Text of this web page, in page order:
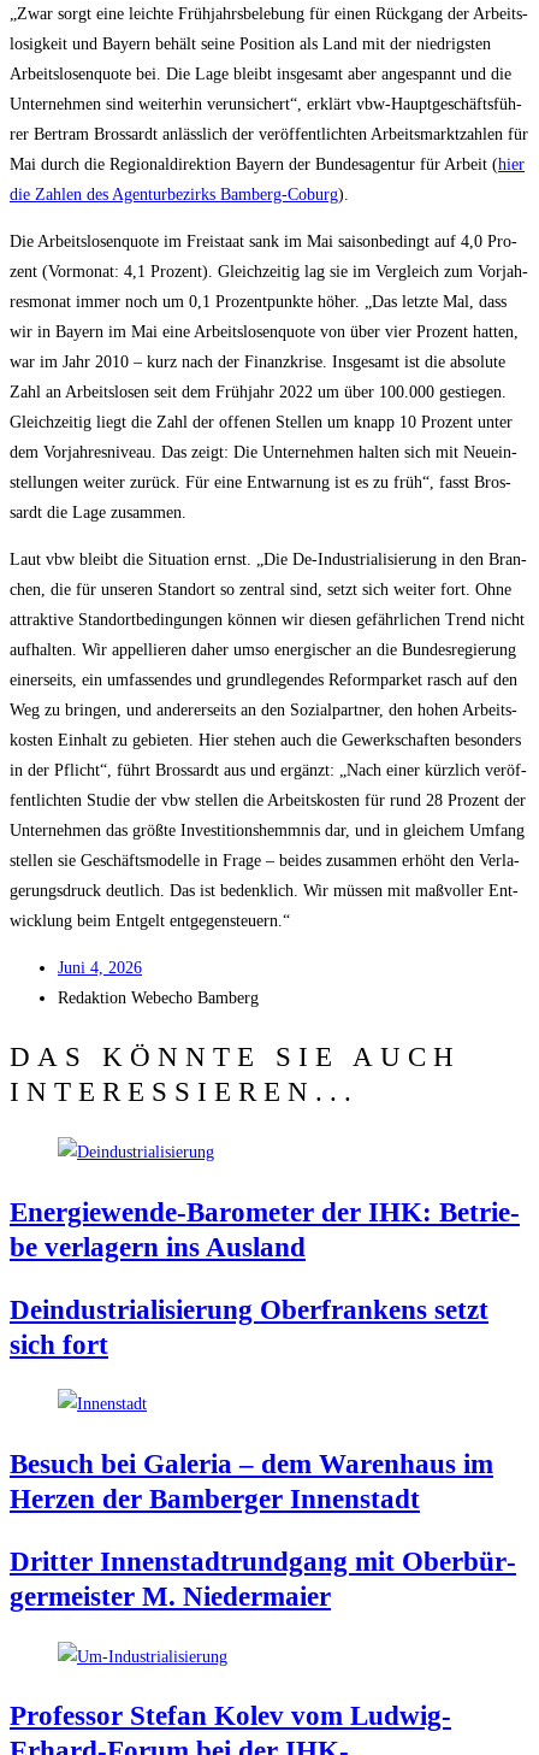
„Zwar sorgt eine leich­te Früh­jahrs­be­le­bung für einen Rück­gang der Arbeits­
lo­sig­keit und Bay­ern behält sei­ne Posi­ti­on als Land mit der nied­rigs­ten
Arbeits­lo­sen­quo­te bei. Die Lage bleibt ins­ge­samt aber ange­spannt und die
Unter­neh­men sind wei­ter­hin ver­un­si­chert“, erklärt vbw-Haupt­ge­schäfts­füh­
rer Bert­ram Bros­sardt anläss­lich der ver­öf­fent­lich­ten Arbeits­markt­zah­len für
Mai durch die Regio­nal­di­rek­ti­on Bay­ern der Bun­des­agen­tur für Arbeit (hier
die Zah­len des Agen­tur­be­zirks Bam­berg-Coburg).
Die Arbeits­lo­sen­quo­te im Frei­staat sank im Mai sai­son­be­dingt auf 4,0 Pro­
zent (Vor­mo­nat: 4,1 Pro­zent). Gleich­zei­tig lag sie im Ver­gleich zum Vor­jah­
res­mo­nat immer noch um 0,1 Pro­zent­punk­te höher. „Das letz­te Mal, dass
wir in Bay­ern im Mai eine Arbeits­lo­sen­quo­te von über vier Pro­zent hat­ten,
war im Jahr 2010 – kurz nach der Finanz­kri­se. Ins­ge­samt ist die abso­lu­te
Zahl an Arbeits­lo­sen seit dem Früh­jahr 2022 um über 100.000 gestie­gen.
Gleich­zei­tig liegt die Zahl der offe­nen Stel­len um knapp 10 Pro­zent unter
dem Vor­jah­res­ni­veau. Das zeigt: Die Unter­neh­men hal­ten sich mit Neu­ein­
stel­lun­gen wei­ter zurück. Für eine Ent­war­nung ist es zu früh“, fasst Bros­
sardt die Lage zusammen.
Laut vbw bleibt die Situa­ti­on ernst. „Die De-Indus­tria­li­sie­rung in den Bran­
chen, die für unse­ren Stand­ort so zen­tral sind, setzt sich wei­ter fort. Ohne
attrak­ti­ve Stand­ort­be­din­gun­gen kön­nen wir die­sen gefähr­li­chen Trend nicht
auf­hal­ten. Wir appel­lie­ren daher umso ener­gi­scher an die Bun­des­re­gie­rung
einer­seits, ein umfas­sen­des und grund­le­gen­des Reform­par­ket rasch auf den
Weg zu brin­gen, und ande­rer­seits an den Sozi­al­part­ner, den hohen Arbeits­
kos­ten Ein­halt zu gebie­ten. Hier ste­hen auch die Gewerk­schaf­ten beson­ders
in der Pflicht“, führt Bros­sardt aus und ergänzt: „Nach einer kürz­lich ver­öf­
fent­lich­ten Stu­die der vbw stel­len die Arbeits­kos­ten für rund 28 Pro­zent der
Unter­neh­men das größ­te Inves­ti­ti­ons­hemm­nis dar, und in glei­chem Umfang
stel­len sie Geschäfts­mo­del­le in Fra­ge – bei­des zusam­men erhöht den Ver­la­
ge­rungs­druck deut­lich. Das ist bedenk­lich. Wir müs­sen mit maß­vol­ler Ent­
wick­lung beim Ent­gelt entgegensteuern.“
Juni 4, 2026
Redak­ti­on Web­echo Bamberg
DAS KÖNNTE SIE AUCH
INTERESSIEREN...
Ener­gie­wen­de-Baro­me­ter der IHK: Betrie­
be ver­la­gern ins Ausland
Deindus­tria­li­sie­rung Ober­fran­kens setzt
sich fort
Besuch bei Gale­ria – dem Waren­haus im
Her­zen der Bam­ber­ger Innenstadt
Drit­ter Innen­stadt­rund­gang mit Ober­bür­
ger­meis­ter M. Niedermaier
Pro­fes­sor Ste­fan Kolev vom Lud­wig-